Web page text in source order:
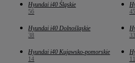
Hyundai i40 Śląskie
56
45
Hyundai i40 Dolnośląskie
38
33
Hyundai i40 Kujawsko-pomorskie
14
11